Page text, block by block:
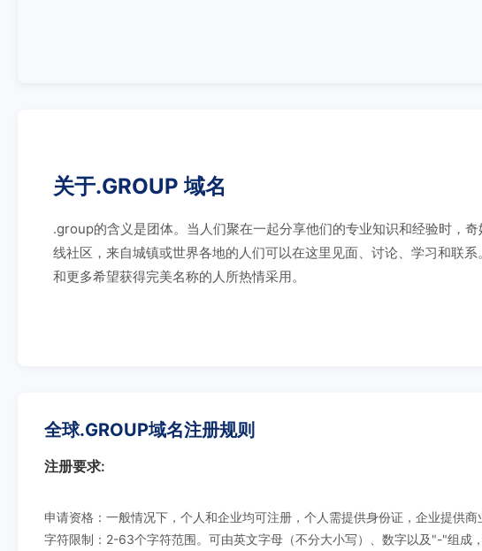
关于.GROUP 域名
.group的含义是团体。当人们聚在一起分享他们的专业知识和经验时，
线社区，来自城镇或世界各地的人们可以在这里见面、讨论、学习和联
和更多希望获得完美名称的人所热情采用。
全球.GROUP域名注册规则
注册要求:
申请资格：一般情况下，个人和企业均可注册，个人需提供身份证，企业提供
字符限制：2-63个字符范围。可由英文字母（不分大小写）、数字以及"-"组成